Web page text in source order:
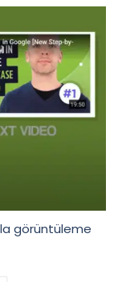
görüntüleme